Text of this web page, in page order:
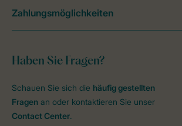
Haben Sie Fragen?
Schauen Sie sich die häufig gestellten
Fragen an oder kontaktieren Sie unser
Contact Center.
Zahlungsmöglichkeiten